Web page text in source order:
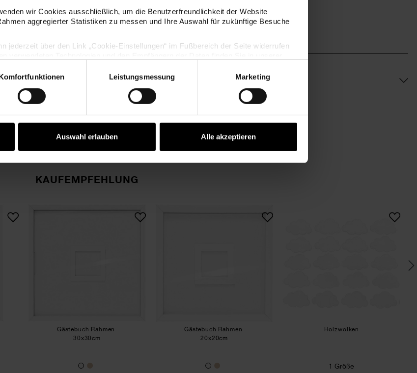
wir Cookies ausschließlich, um die Benutzerfreundlichkeit der Website
aggregierter Statistiken zu messen und Ihre Auswahl für zukünftige Besuche
jederzeit über den Link „Cookie-Einstellungen“ im Fußbereich der Seite widerrufen
widerrufen
Leistungsmessung Marketing
Auswahl erlauben Alle akzeptieren
- in zwei Farben erhältlich
HERSTELLER
KAUFEMPFEHLUNG
Gästebuch Rahmen
Gästebuch Rahmen
30x30cm
Gästebuch Rahmen
20x20cm
Holzwolken
1 Größe